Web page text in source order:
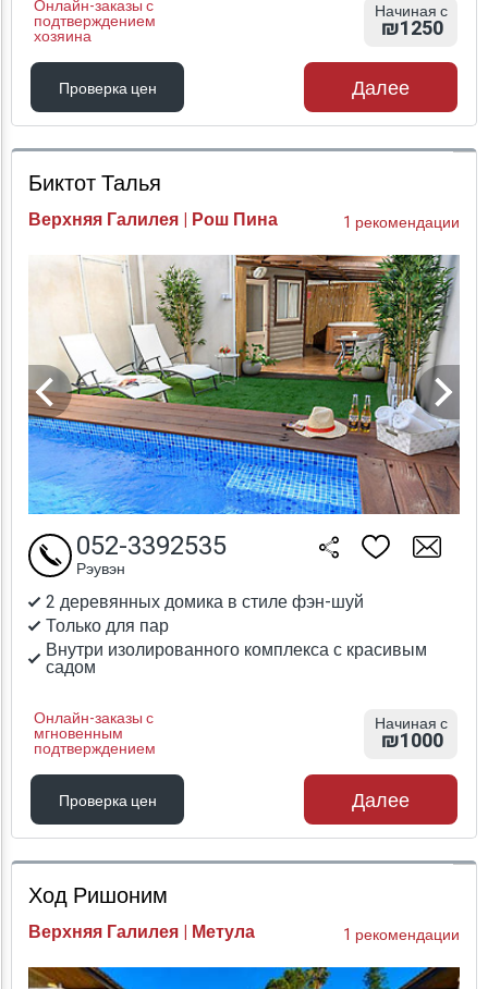
Онлайн-заказы с
подтверждением
хозяина
Начиная с
₪1250
Проверка цен
Проверка цен
Далее
Биктот Талья
Верхняя Галилея | Рош Пина 1 рекомендации
2 деревянных домика в стиле фэн-шуй
Только для пар
Внутри изолированного комплекса с красивым
садом
Онлайн-заказы с
мгновенным
подтверждением
052-3392535
Рэувэн
Начиная с
₪1000
Проверка цен
Проверка цен
Далее
Ход Ришоним
Верхняя Галилея | Метула 1 рекомендации